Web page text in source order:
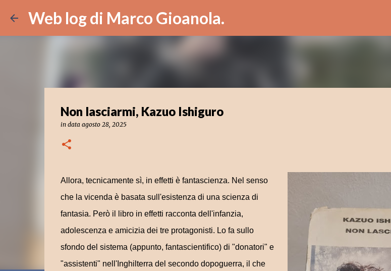
Web log di Marco Gioanola.
Non lasciarmi, Kazuo Ishiguro
in data agosto 28, 2025
Allora, tecnicamente sì, in effetti è fantascienza. Nel senso
che la vicenda è basata sull'esistenza di una scienza di
fantasia. Però il libro in effetti racconta dell'infanzia,
adolescenza e amicizia dei tre protagonisti. Lo fa sullo
sfondo del sistema (appunto, fantascientifico) di "donatori" e
"assistenti" nell'Inghilterra del secondo dopoguerra, il che